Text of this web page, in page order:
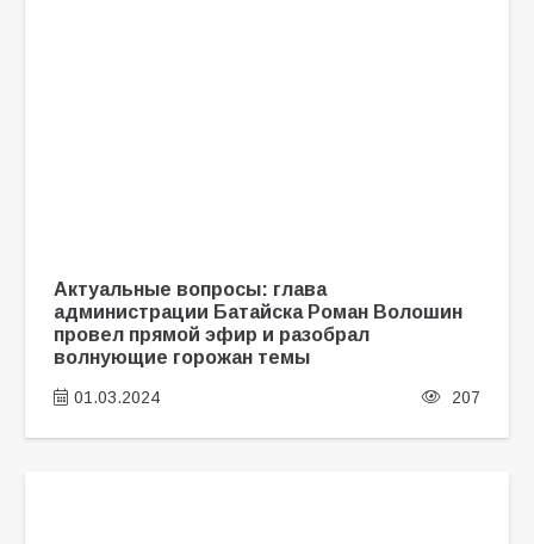
Актуальные вопросы: глава
администрации Батайска Роман Волошин
провел прямой эфир и разобрал
волнующие горожан темы
01.03.2024 207